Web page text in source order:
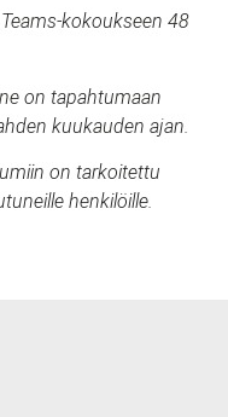
kokoukseen 48
on tapahtumaan
kuukauden ajan.
on tarkoitettu
henkilöille.